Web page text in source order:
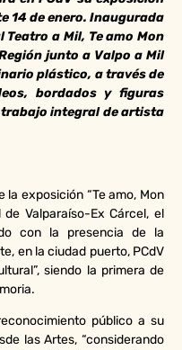
14 de enero. Inaugurada
a Mil, Te amo Mon
junto a Valpo a Mil
plástico, a través de
bordados y figuras
integral de artista
exposición “Te amo, Mon
Valparaíso-Ex Cárcel, el
con la presencia de la
en la ciudad puerto, PCdV
siendo la primera de
público a su
las Artes, “considerando